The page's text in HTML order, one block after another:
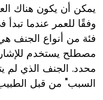
يمكن أن يكون هناك
وفقًا للعمر عندما
فئة من أنواع الجنف
مصطلح يستخدم
محدد. الجنف الذي لم
السبب" من قبل